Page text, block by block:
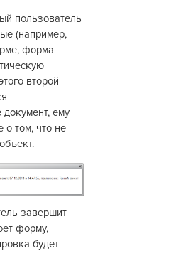
пользователь
(например,
форма
второй
документ, ему
о том, что не
завершит
форму,
будет